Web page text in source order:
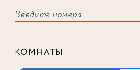
КОМНАТЫ
соответствует ни